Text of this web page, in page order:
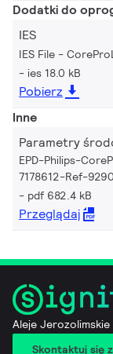
Dodatki do
IES
IES File -
ies 18.0 kB
Pobierz
Inne
Parametry
EPD-Philips-
7178612-Ref-
pdf 682.4 kB
Przeglądaj
Aleje
Skontaktuj się